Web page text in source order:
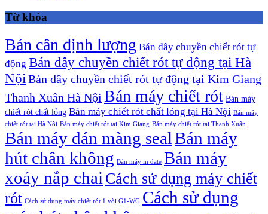
Từ khóa
Bán cân định lượng Bán dây chuyền chiết rót tự
động Bán dây chuyền chiết rót tự động tại Hà
Nội Bán dây chuyền chiết rót tự động tại Kim Giang
Thanh Xuân Hà Nội Bán máy chiết rót Bán máy
chiết rót chất lỏng Bán máy chiết rót chất lỏng tại Hà Nội Bán máy
chiết rót tại Hà Nội Bán máy chiết rót tại Kim Giang Bán máy chiết rót tại Thanh Xuân
Bán máy dán màng sealBán máy
hút chân không Bán máy in date Bán máy
xoáy nắp chai Cách sử dụng máy chiết
rót Cách sử dụng máy chiết rót 1 vòi G1-WG Cách sử dụng